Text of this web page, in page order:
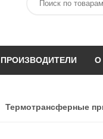
ПРОИЗВОДИТЕЛИ О
Термотрансферные